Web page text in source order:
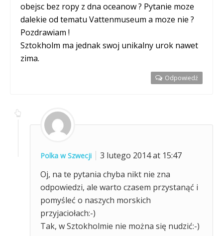
obejsc bez ropy z dna oceanow ? Pytanie moze
dalekie od tematu Vattenmuseum a moze nie ?
Pozdrawiam !
Sztokholm ma jednak swoj unikalny urok nawet
zima.
Odpowiedź
Polka w Szwecji
3 lutego 2014 at 15:47
Oj, na te pytania chyba nikt nie zna
odpowiedzi, ale warto czasem przystanąć i
pomyśleć o naszych morskich
przyjaciołach:-)
Tak, w Sztokholmie nie można się nudzić:-)